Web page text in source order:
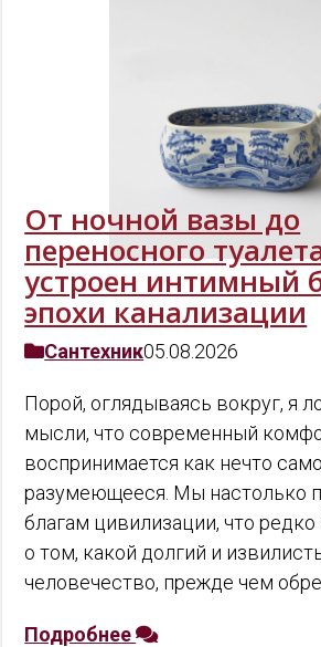
От ночной вазы до
переносного
устроен интимный
эпохи канализации
Сантехник05.08.2026
Порой, оглядываясь вокруг, я
мысли, что современный
воспринимается как нечто
разумеющееся. Мы настолько
благам цивилизации, что
о том, какой долгий и
человечество, прежде чем
Подробнее